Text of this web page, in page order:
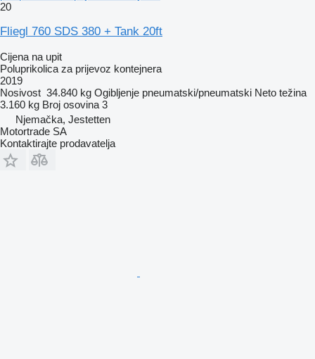
20
Fliegl 760 SDS 380 + Tank 20ft
Cijena na upit
Poluprikolica za prijevoz kontejnera
2019
Nosivost 34.840 kg Ogibljenje pneumatski/pneumatski Neto težina
3.160 kg Broj osovina 3
Njemačka, Jestetten
Motortrade SA
Kontaktirajte prodavatelja